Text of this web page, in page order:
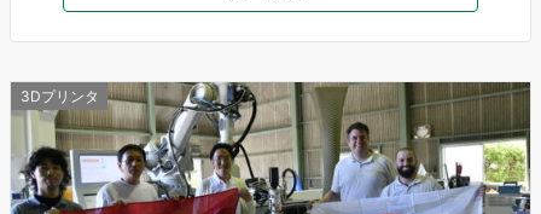
3Dプリンタ